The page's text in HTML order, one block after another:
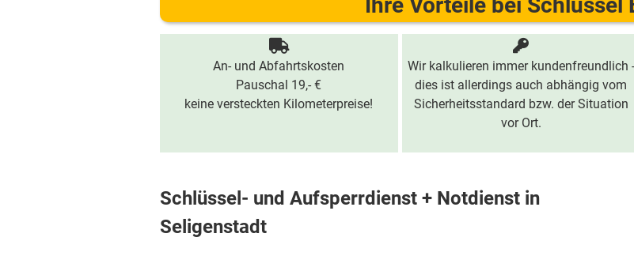
An- und Abfahrtskosten
Pauschal 19,- €
keine versteckten Kilometerpreise!
Wir kalkulieren immer kundenfreundlich -
dies ist allerdings auch abhängig vom
Sicherheitsstandard bzw. der Situation
vor Ort.
Schlüssel- und Aufsperrdienst + Notdienst in
Seligenstadt